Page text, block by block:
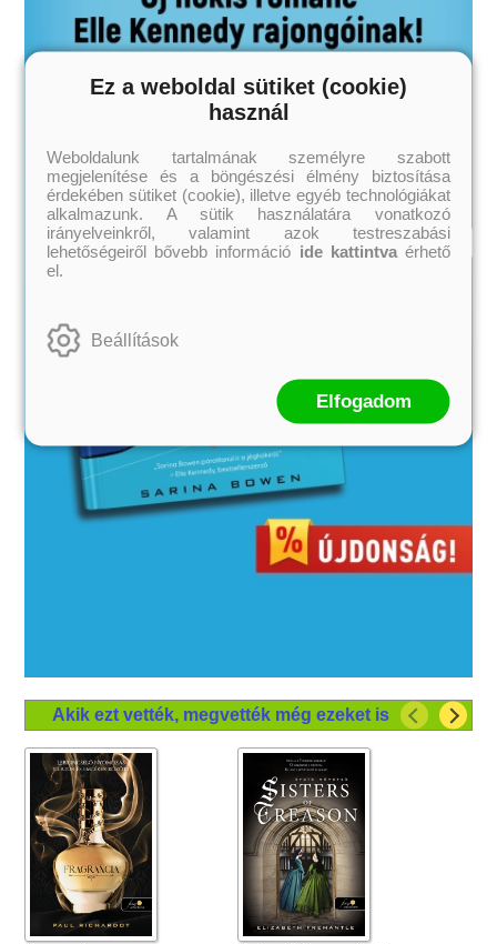
Akik ezt vették, megvették még ezeket is
Ez a weboldal sütiket (cookie)
használ
Weboldalunk tartalmának személyre szabott
megjelenítése és a böngészési élmény biztosítása
érdekében sütiket (cookie), illetve egyéb technológiákat
alkalmazunk. A sütik használatára vonatkozó
irányelveinkről, valamint azok testreszabási
lehetőségeiről bővebb információ ide kattintvaérhető
el.
Beállítások
Elfogadom